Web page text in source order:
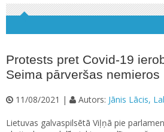
Protests pret Covid-19
Seima pārveršas nemieros
11/08/2021 | Autors: Jānis Lācis,
Lietuvas galvaspilsētā Viļņā pie